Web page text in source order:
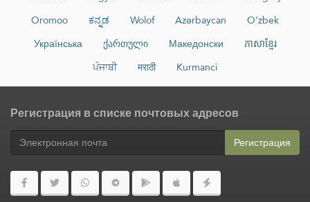
Oromoo
ಕನ್ನಡ Wolof Azərbaycan
O‘zbek
Українська
ქართული Македонски
ភាសាខ្មែរ
ਪੰਜਾਬੀ
मराठी Kurmancî
Регистрация в списке почтовых адресов
Регистрация